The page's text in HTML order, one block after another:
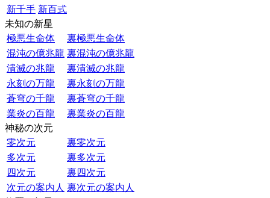
新千手 新百式
未知の新星
極悪生命体
裏極悪生命体
混沌の億兆龍 裏混沌の億兆龍
潰滅の兆龍
裏潰滅の兆龍
永刻の万龍
裏永刻の万龍
蒼穹の千龍
裏蒼穹の千龍
業炎の百龍
裏業炎の百龍
神秘の次元
零次元
裏零次元
多次元
裏多次元
四次元
裏四次元
次元の案内人 裏次元の案内人